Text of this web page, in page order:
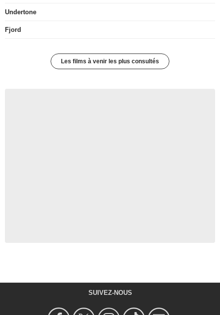
Undertone
Fjord
Les films à venir les plus consultés
SUIVEZ-NOUS